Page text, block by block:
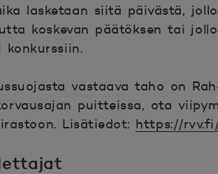
lasketaan siitä päivästä,
koskevan päätöksen tai
vastaava taho on
puitteissa, ota
Lisätiedot: https://